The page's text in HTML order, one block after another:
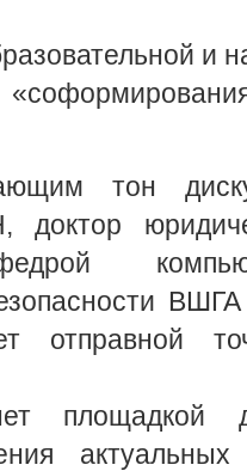
и
тон
доктор
отправной
площадкой